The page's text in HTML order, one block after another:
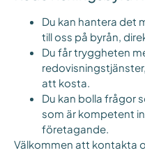
Du kan hantera det
till oss på byrån,
Du får tryggheten
att kosta.
Du kan bolla frågor
som är kompetent
företagande.
Välkommen att kontakta